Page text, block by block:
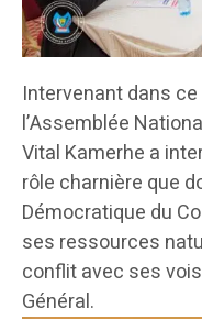
Intervenant dans
l’Assemblée
Vital Kamerhe a
rôle charnière que
Démocratique du
ses ressources
conflit avec ses
Général.